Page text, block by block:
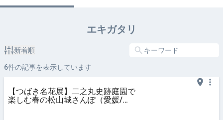
エキガタリ
新着順
6件の記事を表示しています
【つばき名花展】二之丸史跡庭園で
楽しむ春の松山城さんぽ（愛媛/松